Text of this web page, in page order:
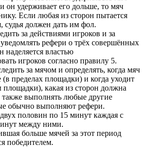
он удерживает его дольше, то мяч
Если любая из сторон пытается
судья должен дать им фол.
за действиями игроков и за
рефери о трёх совершённых
наделяется властью
игроков согласно правилу 5.
за мячом и определять, когда мяч
(в пределах площадки) и когда уходит
площадки), какая из сторон должна
также выполнять любые другие
обычно выполняют рефери.
половин по 15 минут каждая с
между ними.
больше мячей за этот период
победителем.